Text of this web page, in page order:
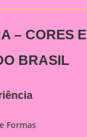
– CORES E
BRASIL
Formas